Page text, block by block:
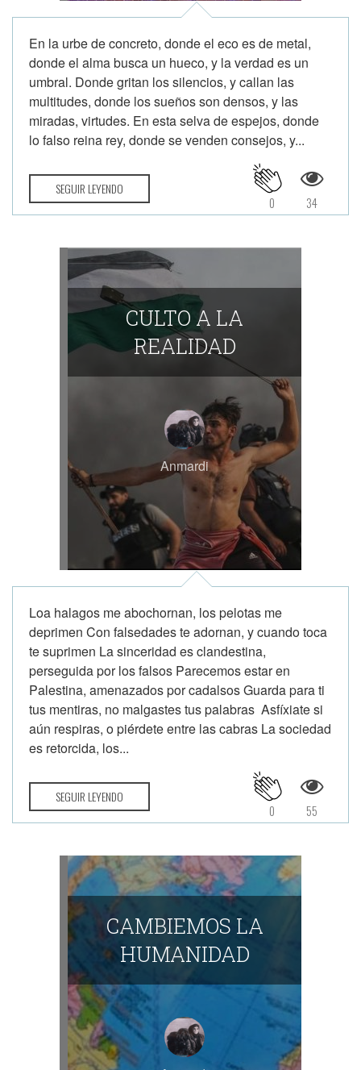
En la urbe de concreto, donde el eco es de metal,
donde el alma busca un hueco, y la verdad es un
umbral. Donde gritan los silencios, y callan las
multitudes, donde los sueños son densos, y las
miradas, virtudes. En esta selva de espejos, donde
lo falso reina rey, donde se venden consejos, y...
SEGUIR LEYENDO
34
0
CULTO A LA
REALIDAD
Anmardi
Loa halagos me abochornan, los pelotas me
deprimen Con falsedades te adornan, y cuando toca
te suprimen La sinceridad es clandestina,
perseguida por los falsos Parecemos estar en
Palestina, amenazados por cadalsos Guarda para ti
tus mentiras, no malgastes tus palabras Asfíxiate si
aún respiras, o piérdete entre las cabras La sociedad
es retorcida, los...
SEGUIR LEYENDO
55
0
CAMBIEMOS LA
HUMANIDAD